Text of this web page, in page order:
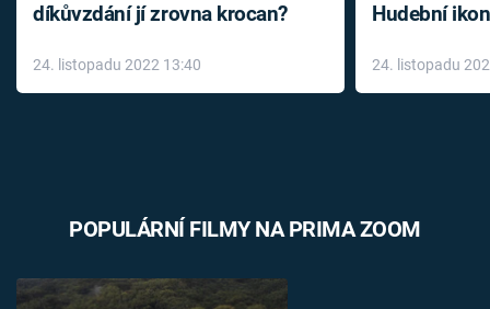
díkůvzdání jí zrovna krocan?
24. listopadu 2022 13:40
Hudební
léky
24. listopadu
POPULÁRNÍ FILMY NA PRIMA ZOOM